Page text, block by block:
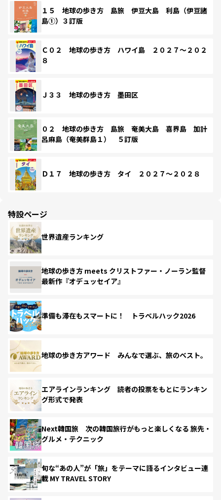
１５ 地球の歩き方 島旅 伊豆大島 利島（伊豆諸
島①）３訂版
Ｃ０２ 地球の歩き方 ハワイ島 ２０２７～２０２
８
Ｊ３３ 地球の歩き方 墨田区
０２ 地球の歩き方 島旅 奄美大島 喜界島 加計
呂麻島（奄美群島１） ５訂版
Ｄ１７ 地球の歩き方 タイ ２０２７～２０２８
特設ページ
世界遺産ランキング
地球の歩き方 meets クリストファー・ノーラン監督
最新作『オデュッセイア』
準備も滞在もスマートに！ トラベルハック2026
地球の歩き方アワード みんなで選ぶ、旅のベスト。
エアラインランキング 読者の投票をもとにランキン
グ形式で発表
Next韓国旅 次の韓国旅行がもっと楽しくなる 旅先・
グルメ・テクニック
旬な“あの人”が「旅」をテーマに語るインタビュー連
載 MY TRAVEL STORY